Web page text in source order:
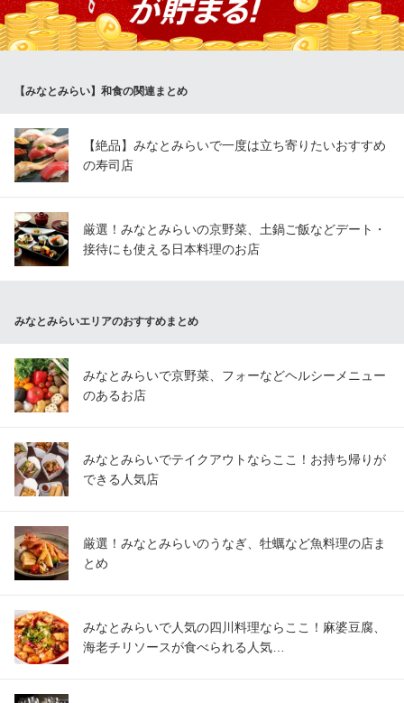
契約仲買さんから、毎日卸してもらう穴子をこだわりの店内仕込
み。外はサクッと、中はふっくらに仕上げています。
こだわり天婦羅と刺身
神奈川県横浜市中区桜木町1-1-93
【みなとみらい】和食の関連まとめ
【絶品】みなとみらいで一度は立ち寄りたいおすすめ
の寿司店
厳選！みなとみらいの京野菜、土鍋ご飯などデート・
接待にも使える日本料理のお店
みなとみらいエリアのおすすめまとめ
みなとみらいで京野菜、フォーなどヘルシーメニュー
のあるお店
みなとみらいでテイクアウトならここ！お持ち帰りが
できる人気店
厳選！みなとみらいのうなぎ、牡蠣など魚料理の店ま
とめ
みなとみらいで人気の四川料理ならここ！麻婆豆腐、
海老チリソースが食べられる人気…